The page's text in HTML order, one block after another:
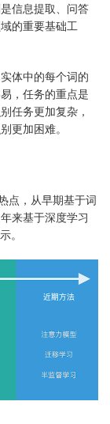
信息提取、问答
的重要基础工
体中的每个词的
，任务的重点是
任务更加复杂，
更加困难。
点，从早期基于词
来基于深度学习
。